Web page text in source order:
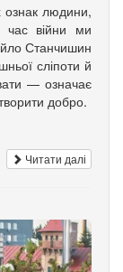
ознак людини,
час війни ми
Станчишин
сліпоти й
— означає
добро.
Читати далі